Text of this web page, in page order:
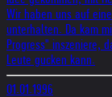
Wir haben uns auf
unterhalten. Da kam
Progress" inszeniere,
Leute gucken kann.
01.01.1996